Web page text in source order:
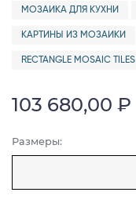
МОЗАИКА ДЛЯ КУХНИ
КАРТИНЫ ИЗ МОЗАИКИ
RECTANGLE MOSAIC TILES
103 680,00 ₽
Размеры: